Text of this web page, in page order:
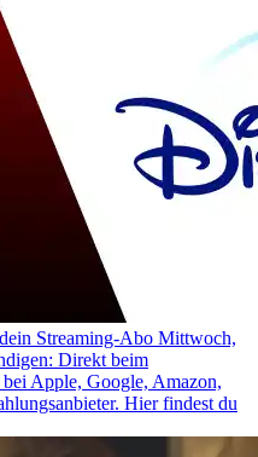
Streaming-Abo Mittwoch,
Direkt beim
Apple, Google, Amazon,
Hier findest du